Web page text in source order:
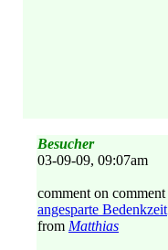
Besucher
03-09-09, 09:07am
comment on comment
angesparte Bedenkzeit
from Matthias